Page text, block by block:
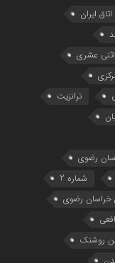
اتاق ایران
عشری
ترانزیت
رضوی
شماره 2
خراسان رضوی
روشنک